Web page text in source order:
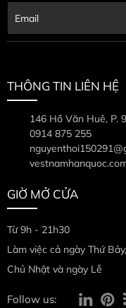
THÔNG TIN LIÊN HỆ
146 Hồ Văn Huê, P.
0914 875 255
GIỜ MỞ CỬA
Từ 9h - 21h30
Làm việc cả ngày Thứ Bảy,
Chủ Nhật và ngày Lễ
Follow us: